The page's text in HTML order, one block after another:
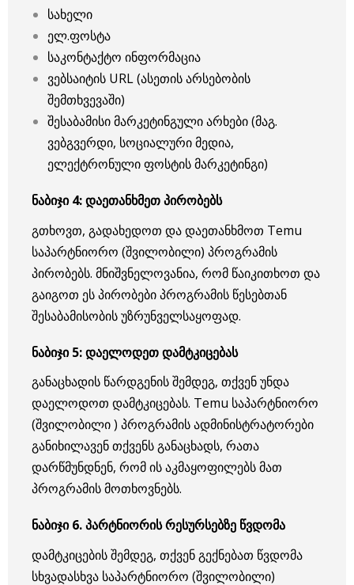
სახელი
ელ.ფოსტა
საკონტაქტო ინფორმაცია
ვებსაიტის URL (ასეთის არსებობის
შემთხვევაში)
შესაბამისი მარკეტინგული არხები (მაგ.
ვებგვერდი, სოციალური მედია,
ელექტრონული ფოსტის მარკეტინგი)
ნაბიჯი4:დაეთანხმეთპირობებს
გთხოვთ, გადახედოთ და დაეთანხმოთ Temu
საპარტნიორო (შვილობილი) პროგრამის
პირობებს. მნიშვნელოვანია, რომ წაიკითხოთ და
გაიგოთ ეს პირობები პროგრამის წესებთან
შესაბამისობის უზრუნველსაყოფად.
ნაბიჯი5:დაელოდეთდამტკიცებას
განაცხადის წარდგენის შემდეგ, თქვენ უნდა
დაელოდოთ დამტკიცებას. Temu საპარტნიორო
(შვილობილი ) პროგრამის ადმინისტრატორები
განიხილავენ თქვენს განაცხადს, რათა
დარწმუნდნენ, რომ ის აკმაყოფილებს მათ
პროგრამის მოთხოვნებს.
ნაბიჯი6.პარტნიორისრესურსებზე წვდომა
დამტკიცების შემდეგ, თქვენ გექნებათ წვდომა
სხვადასხვა საპარტნიორო (შვილობილი)